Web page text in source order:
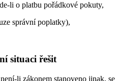
li o platbu pořádkové pokuty,
správní poplatky),
situaci řešit
li zákonem stanoveno jinak, se